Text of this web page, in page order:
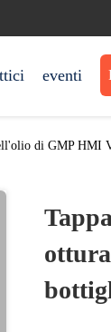
eventi
di GMP HMI